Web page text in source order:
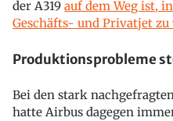
der A319 auf dem Weg ist,
Geschäfts- und Privatjet zu
Produktionsprobleme
Bei den stark
hatte Airbus dagegen